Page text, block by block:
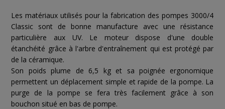
Les matériaux utilisés pour la fabrication des pompes 3000/4
Classic sont de bonne manufacture avec une résistance
particulière aux UV. Le moteur dispose d'une double
étanchéité grâce à l'arbre d'entraînement qui est protégé par
de la céramique.
Son poids plume de 6,5 kg et sa poignée ergonomique
permettent un déplacement simple et rapide de la pompe. La
purge de la pompe se fera très facilement grâce à son
bouchon situé en bas de pompe.